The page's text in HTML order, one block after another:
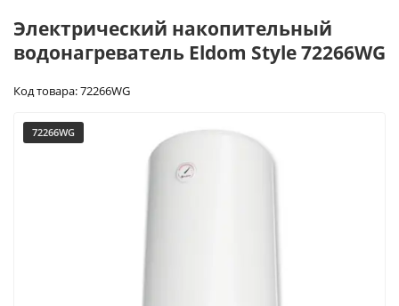
Электрический накопительный
водонагреватель Eldom Style 72266WG
Код товара: 72266WG
72266WG